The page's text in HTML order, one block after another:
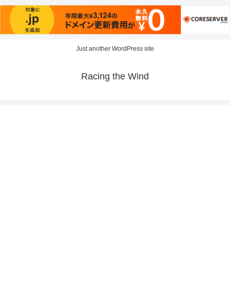
Just another WordPress site
Racing the Wind